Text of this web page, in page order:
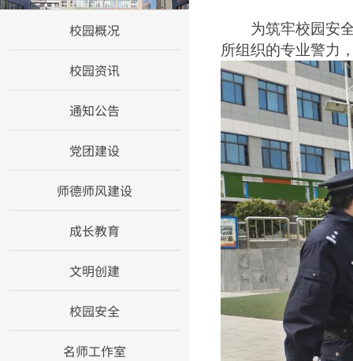
校园概况
校园资讯
通知公告
党团建设
师德师风建设
成长教育
文明创建
校园安全
名师工作室
为筑牢校园安
所组织的专业警力